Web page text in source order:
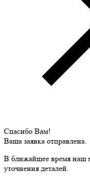
Спасибо Вам!
Ваша заявка отправлена.
В ближайшее время наш
уточнения деталей.